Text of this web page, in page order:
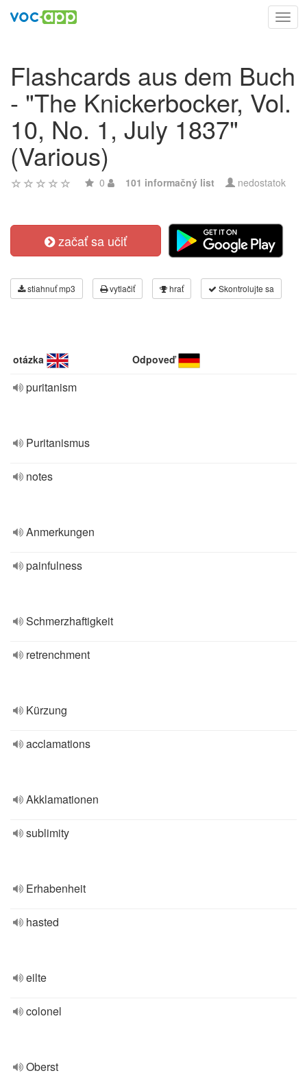
Flashcards aus dem Buch
- "The Knickerbocker, Vol.
10, No. 1, July 1837"
(Various)
0 101 informačný list nedostatok
začať sa učiť
stiahnuť mp3 vytlačiť hrať Skontrolujte sa
otázka Odpoveď
puritanism
Puritanismus
notes
Anmerkungen
painfulness
Schmerzhaftigkeit
retrenchment
Kürzung
acclamations
Akklamationen
sublimity
Erhabenheit
hasted
eilte
colonel
Oberst